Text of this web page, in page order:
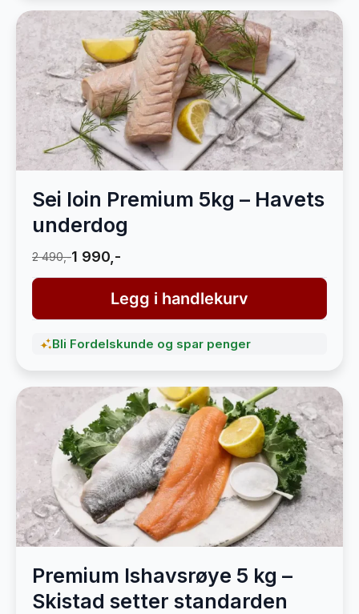
Sei loin Premium 5kg – Havets
underdog
2 490,-1 990,-
Legg i handlekurv
Bli Fordelskunde og spar penger
Premium Ishavsrøye 5 kg –
Skistad setter standarden